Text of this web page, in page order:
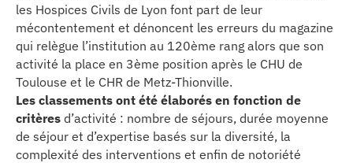
les Hospices Civils de Lyon font part de leur
mécontentement et dénoncent les erreurs du magazine
qui relègue l’institution au 120ème rang alors que son
activité la place en 3ème position après le CHU de
Toulouse et le CHR de Metz-Thionville.
Les classements ont été élaborés en fonction de
critères d’activité : nombre de séjours, durée moyenne
de séjour et d’expertise basés sur la diversité, la
complexité des interventions et enfin de notoriété